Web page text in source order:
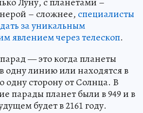
– сложнее, специалисты
за уникальным
явлением через телескоп.
— это когда планеты
одну линию или находятся в
одну сторону от Солнца. В
парады планет были в 949 и в
будет в 2161 году.